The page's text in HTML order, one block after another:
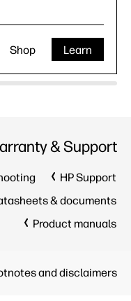
Learn
Shop
& Support
HP Support
& documents
Product manuals
and disclaimers